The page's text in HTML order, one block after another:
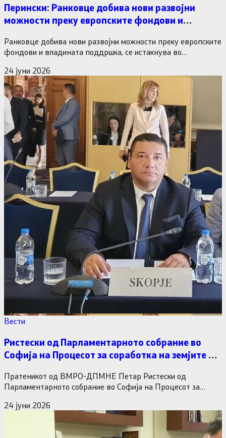
Перински: Ранковце добива нови развојни
можности преку европските фондови и
Ранковце добива нови развојни можности преку европските
фондови и владината поддршка, се истакнува во
24 јуни 2026
Вести
Ристески од Парламентарното собрание во
Софија на Процесот за соработка на земјите од
решавање на прашањето за статусот на
професионалните возачи и превозници во
Шенген зоната
Пратеникот од ВМРО-ДПМНЕ Петар Ристески од
Парламентарното собрание во Софија на Процесот за
24 јуни 2026